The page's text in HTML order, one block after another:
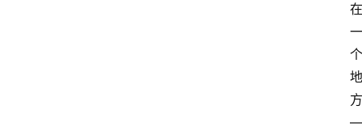
在
一
个
地
方
—